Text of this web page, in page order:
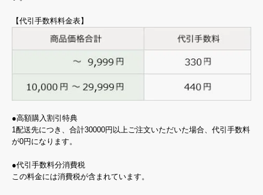
【代引手数料料金表】
●高額購入割引特典
1配送先につき、合計30000円以上ご注文いただいた場合、代引手数料
が0円になります。
●代引手数料分消費税
この料金には消費税が含まれています。